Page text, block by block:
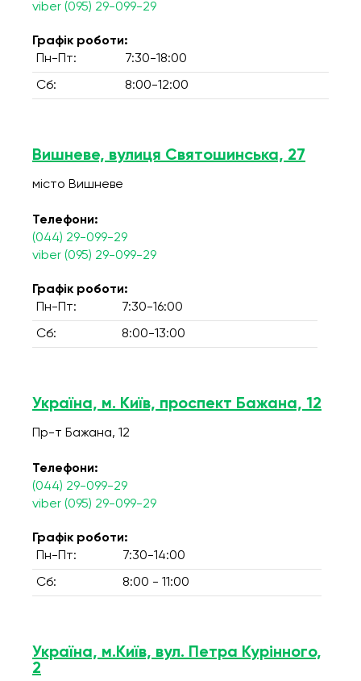
viber (095) 29-099-29
Графік роботи:
Пн-Пт:
7:30-18:00
Сб: 8:00-12:00
Вишневе, вулиця Святошинська, 27
місто Вишневе
Телефони:
(044) 29-099-29
viber (095) 29-099-29
Графік роботи:
Пн-Пт:
7:30-16:00
Сб: 8:00-13:00
Україна, м. Київ, проспект Бажана, 12
Пр-т Бажана, 12
Телефони:
(044) 29-099-29
viber (095) 29-099-29
Графік роботи:
Пн-Пт:
7:30-14:00
Сб: 8:00 - 11:00
Україна, м.Київ, вул. Петра Курінного,
2